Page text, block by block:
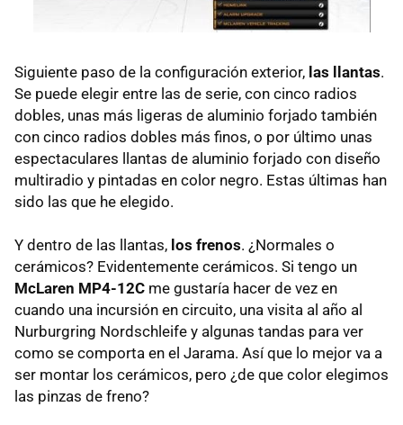
Siguiente paso de la configuración exterior, las llantas.
Se puede elegir entre las de serie, con cinco radios
dobles, unas más ligeras de aluminio forjado también
con cinco radios dobles más finos, o por último unas
espectaculares llantas de aluminio forjado con diseño
multiradio y pintadas en color negro. Estas últimas han
sido las que he elegido.
Y dentro de las llantas, los frenos. ¿Normales o
cerámicos? Evidentemente cerámicos. Si tengo un
McLaren MP4-12C me gustaría hacer de vez en
cuando una incursión en circuito, una visita al año al
Nurburgring Nordschleife y algunas tandas para ver
como se comporta en el Jarama. Así que lo mejor va a
ser montar los cerámicos, pero ¿de que color elegimos
las pinzas de freno?